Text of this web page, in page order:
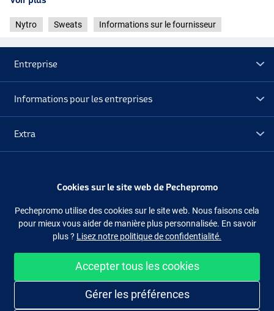
Nytro Sweats Informations sur le fournisseur
Entreprise
Informations pour les entreprises
Extra
Suivez-nous Facebook Instagram
Cookies sur le site web de Pechepromo
Pechepromo utilise des cookies sur le site web. Nous faisons cela
pour mieux vous aider de manière plus personnalisée. En savoir
plus ? Lisez notre politique de confidentialité.
Accepter tous les cookies
Gérer les préférences